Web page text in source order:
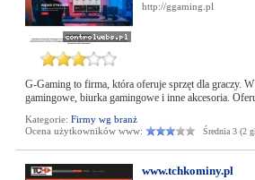
http://ggaming.pl
G-Gaming to firma, która oferuje sprzęt dla graczy. W
gamingowe, biurka gamingowe i inne akcesoria.
Kategorie: Firmy wg branż
Ocena użytkowników www:
Średnia 3 (2
www.tchkominy.pl